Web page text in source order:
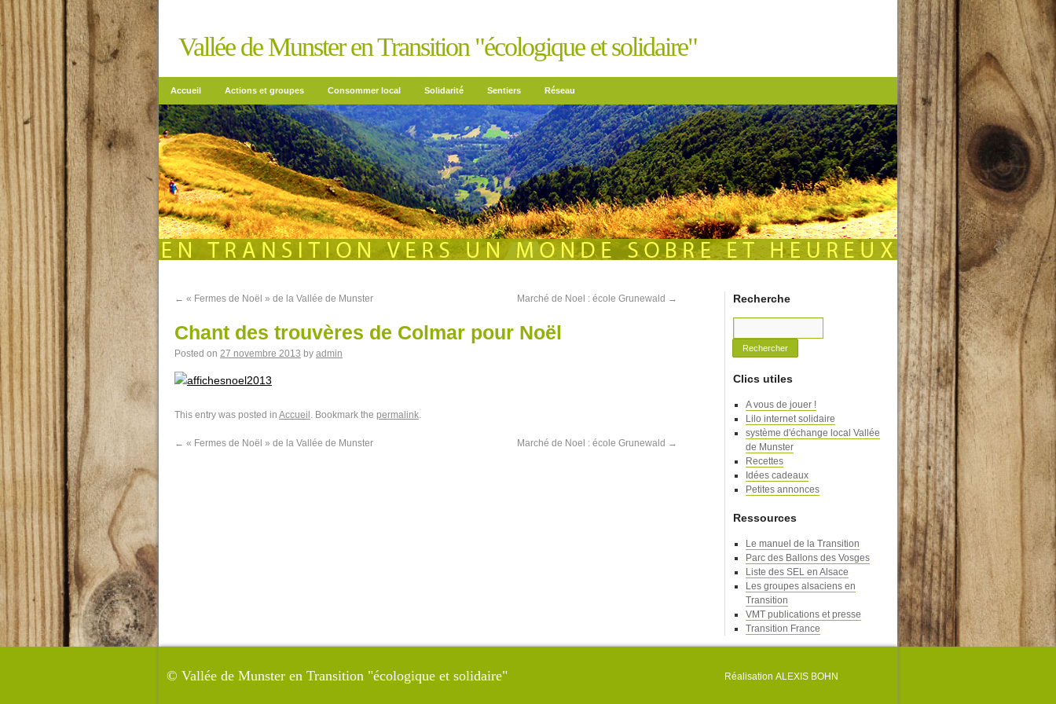
Vallée de Munster en Transition "écologique et solidaire"
Accueil Actions et groupes Consommer local Solidarité Sentiers Réseau
← « Fermes de Noël » de la Vallée de Munster Marché de Noel : école Grunewald →
Chant des trouvères de Colmar pour Noël
Posted on 27 novembre 2013 by admin
This entry was posted in Accueil . Bookmark the permalink.
← « Fermes de Noël » de la Vallée de Munster Marché de Noel : école Grunewald →
Recherche
Clics utiles
A vous de jouer !
Lilo internet solidaire
système d'échange local Vallée
de Munster
Recettes
Idées cadeaux
Petites annonces
Ressources
Le manuel de la Transition
Parc des Ballons des Vosges
Liste des SEL en Alsace
Les groupes alsaciens en
Transition
VMT publications et presse
Transition France
© Vallée de Munster en Transition "écologique et solidaire" Réalisation ALEXIS BOHN